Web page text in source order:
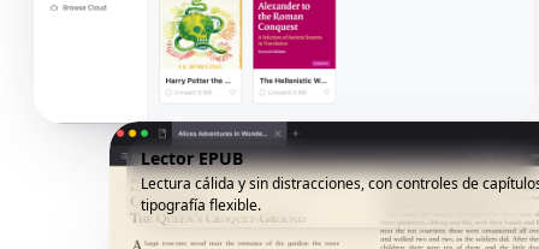
Lector EPUB
Lectura cálida y sin distracciones, con controles de
tipografía flexible.